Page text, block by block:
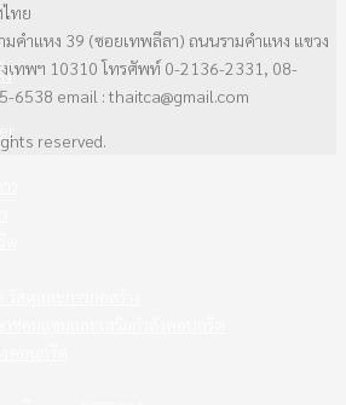
ทย
มคำแหง 39 (ซอยเทพลีลา) ถนนรามคำแหง แขวง
เทพฯ 10310 โทรศัพท์ 0-2136-2331, 08-
6538 email : thaitca@gmail.com
reserved.